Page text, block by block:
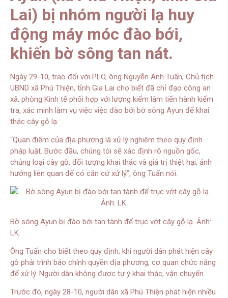
Lai) bị nhóm người lạ huy
động máy móc đào bới,
khiến bờ sông tan nát.
Ngày 29-10, trao đổi với PLO, ông Nguyễn Anh Tuấn, Chủ tịch
UBND xã Phú Thiện, tỉnh Gia Lai cho biết đã chỉ đạo công an
xã, phòng Kinh tế phối hợp với lượng kiểm lâm tiến hành kiểm
tra, xác minh làm vụ việc việc đào bới bờ sông Ayun để khai
thác cây gỗ lạ.
“Quan điểm của địa phương là xử lý nghiêm theo quy định
pháp luật. Bước đầu, chúng tôi sẽ xác định rõ nguồn gốc,
chủng loại cây gỗ, đối tượng khai thác và giá trị thiệt hại, ảnh
hưởng liên quan để có căn cứ xử lý”, ông Tuấn nói.
Bờ sông Ayun bị đào bới tan tành để trục vớt cây gỗ lạ. Ảnh:
LK.
Ông Tuấn cho biết theo quy định, khi người dân phát hiện cây
gỗ phải trình báo chính quyền địa phương, cơ quan chức năng
để xử lý. Người dân không được tự ý khai thác, vận chuyển.
Trước đó, ngày 28-10, người dân xã Phú Thiện phát hiện nhiều